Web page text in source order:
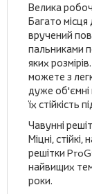
Велика
Багато
вручений
пальниками
яких
можете з
дуже об'ємні
їх стійкість
Чавунні
Міцні, стійкі,
решітки
найвищих
роки.